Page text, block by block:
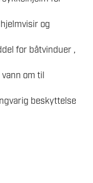
og
for båtvinduer ,
om til
beskyttelse